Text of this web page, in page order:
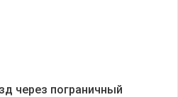
через пограничный